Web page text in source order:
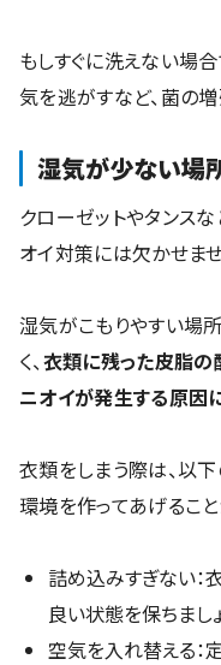
もしすぐに洗えない場
気を逃がすなど、菌の増
湿気が少ない場
クローゼットやタンス
オイ対策には欠かせませ
湿気がこもりやすい場
く、衣類に残った皮脂の
ニオイが発生する原因
衣類をしまう際は、以下
環境を作ってあげること
詰め込みすぎない：
良い状態を保ちましょ
空気を入れ替える：